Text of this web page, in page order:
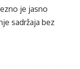
je jasno
sadržaja bez